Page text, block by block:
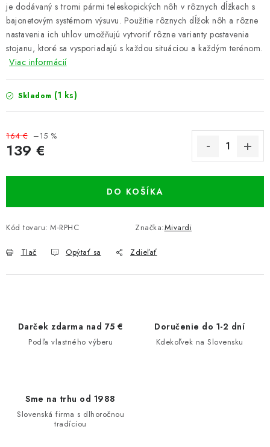
KONTAKTY
ZNAČKY
je dodávaný s tromi pármi teleskopických nôh v rôznych dĺžkach s
bajonetovým systémom výsuvu. Použitie rôznych dĺžok nôh a rôzne
nastavenia ich uhlov umožňujú vytvoriť rôzne varianty postavenia
stojanu, ktoré sa vysporiadajú s každou situáciou a každým terénom.
Viac informácií
Skladom (1 ks)
164 € –15 %
139 €
DO KOŠÍKA
Kód tovaru: M-RPHC Značka:Mivardi
Tlač Opýtať sa Zdieľať
Darček zdarma nad 75 €
Podľa vlastného výberu
Doručenie do 1-2 dní
Kdekoľvek na Slovensku
Sme na trhu od 1988
Slovenská firma s dlhoročnou
tradíciou